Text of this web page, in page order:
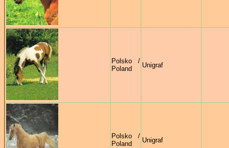
Polsko /
Poland
Unigraf
Polsko /
Poland
Unigraf